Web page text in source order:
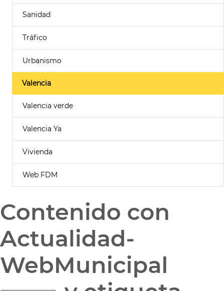
Sanidad
Tráfico
Urbanismo
Valencia
Valencia verde
Valencia Ya
Vivienda
Web FDM
Contenido con
Actualidad-
WebMunicipal